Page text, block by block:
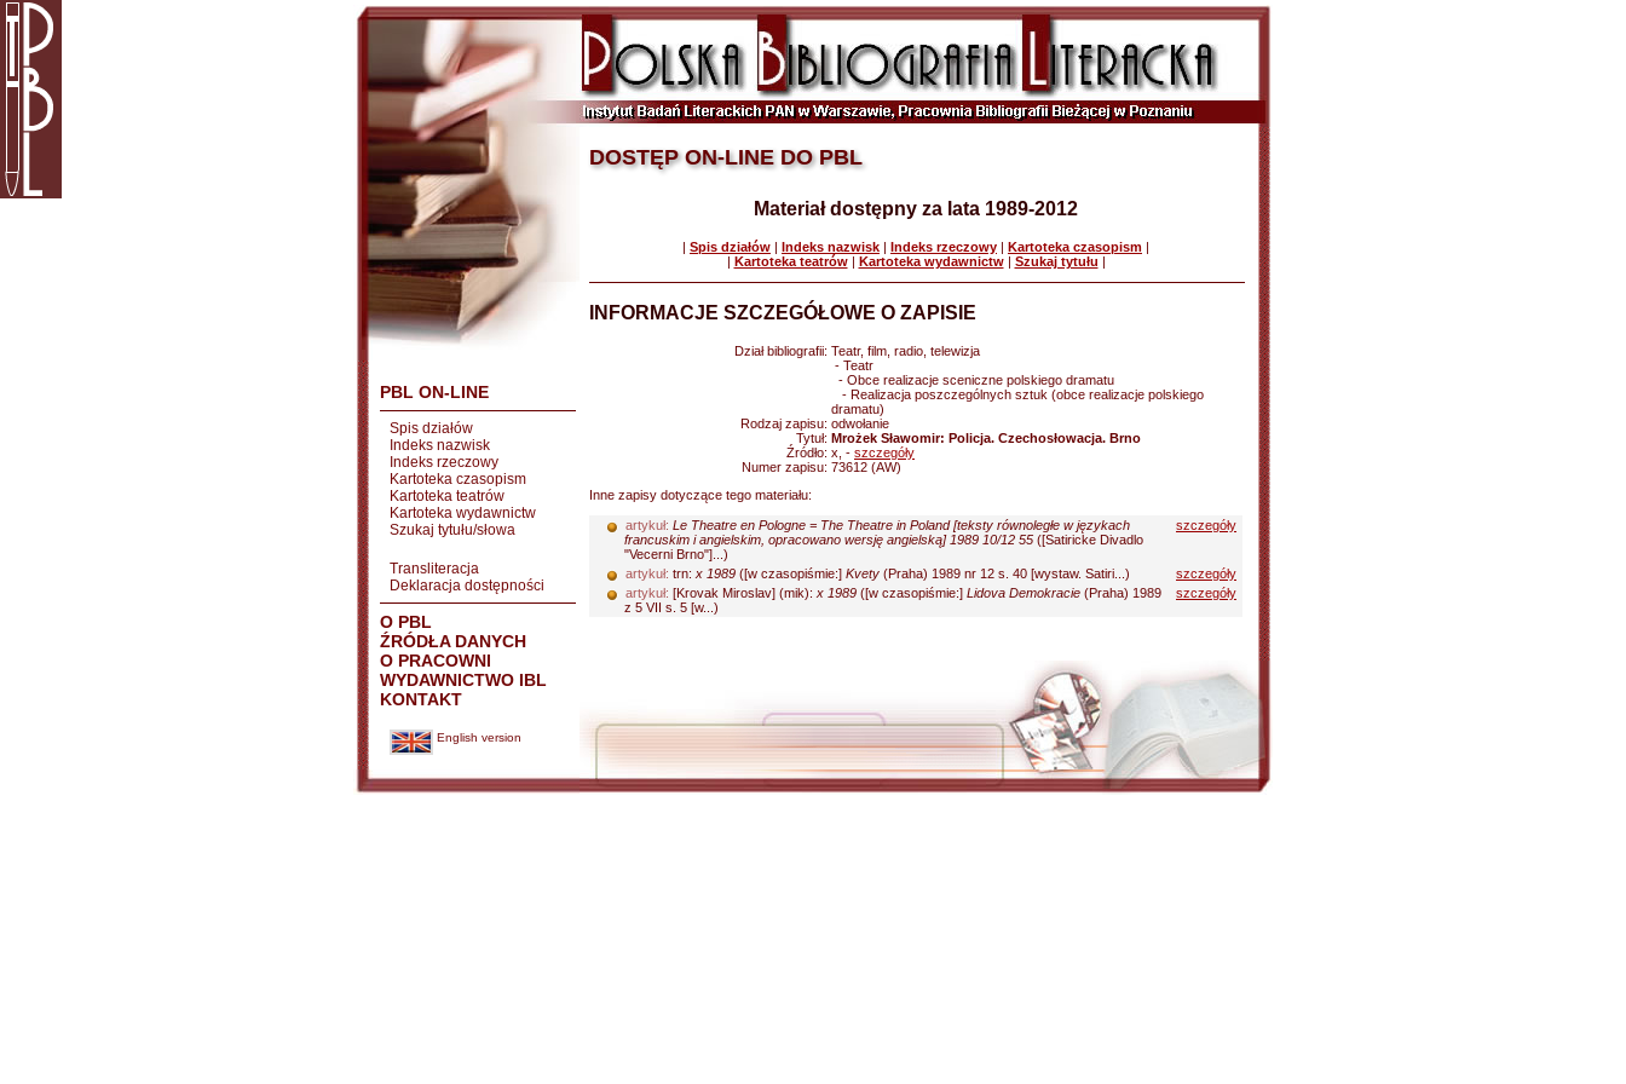
PBL ON-LINE
Spis działów
Indeks nazwisk
Indeks rzeczowy
Kartoteka czasopism
Kartoteka teatrów
Kartoteka wydawnictw
Szukaj tytułu/słowa
Transliteracja
Deklaracja dostępności
O PBL
ŹRÓDŁA DANYCH
O PRACOWNI
WYDAWNICTWO IBL
KONTAKT
English version
DOSTĘP ON-LINE DO PBL
Materiał dostępny za lata 1989-2012
| Spis działów | Indeks nazwisk | Indeks rzeczowy | Kartoteka czasopism |
| Kartoteka teatrów| Kartoteka wydawnictw| Szukaj tytułu |
INFORMACJE SZCZEGÓŁOWE O ZAPISIE
Dział bibliografii: Teatr, film, radio, telewizja
- Teatr
- Obce realizacje sceniczne polskiego dramatu
- Realizacja poszczególnych sztuk (obce realizacje polskiego
dramatu)
Rodzaj zapisu: odwołanie
Tytuł: Mrożek Sławomir: Policja. Czechosłowacja. Brno
Źródło: x, - szczegóły
Numer zapisu: 73612 (AW)
Inne zapisy dotyczące tego materiału:
artykuł: Le Theatre en Pologne = The Theatre in Poland [teksty równoległe w językach
francuskim i angielskim, opracowano wersję angielską] 1989 10/12 55 ([Satiricke Divadlo
"Vecerni Brno"]...)
szczegóły
artykuł: trn: x 1989 ([w czasopiśmie:] Kvety (Praha) 1989 nr 12 s. 40 [wystaw. Satiri...)
szczegóły
artykuł: [Krovak Miroslav] (mik): x 1989 ([w czasopiśmie:] Lidova Demokracie (Praha) 1989
z 5 VII s. 5 [w...)
szczegóły